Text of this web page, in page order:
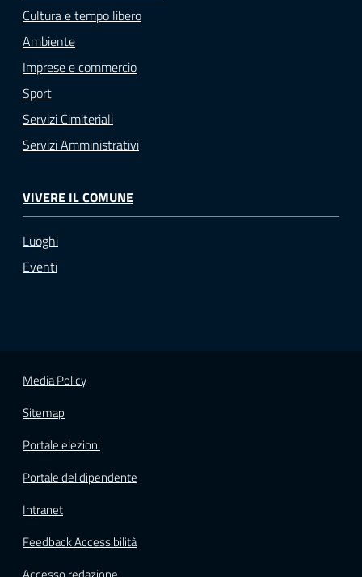
Cultura e tempo libero
Ambiente
Imprese e commercio
Sport
Servizi Cimiteriali
Servizi Amministrativi
VIVERE IL COMUNE
Luoghi
Eventi
Media Policy
Sitemap
Portale elezioni
Portale del dipendente
Intranet
Feedback Accessibilità